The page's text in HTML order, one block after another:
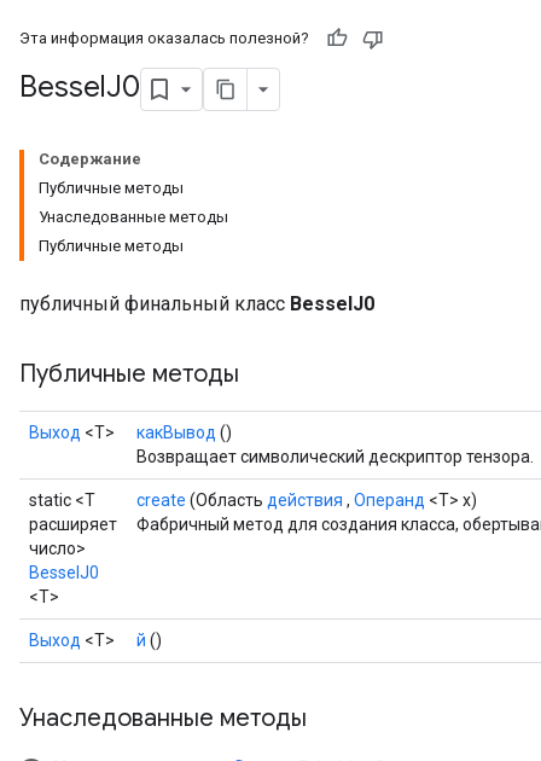
Эта информация оказалась полезной?
BesselJ0
Содержание
Публичные методы
Унаследованные методы
Публичные методы
публичный финальный класс BesselJ0
Публичные методы
Выход <Т> какВывод ()
Возвращает символический дескриптор тензора.
static <T
расширяет
число>
BesselJ0
<T>
create (Область действия , Операнд <T> x)
Фабричный метод для создания класса,
Выход <Т> й ()
Унаследованные методы